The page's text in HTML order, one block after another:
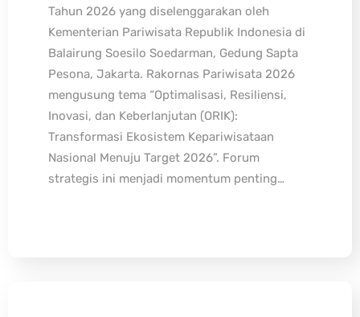
Tahun 2026 yang diselenggarakan oleh
Kementerian Pariwisata Republik Indonesia di
Balairung Soesilo Soedarman, Gedung Sapta
Pesona, Jakarta. Rakornas Pariwisata 2026
mengusung tema “Optimalisasi, Resiliensi,
Inovasi, dan Keberlanjutan (ORIK):
Transformasi Ekosistem Kepariwisataan
Nasional Menuju Target 2026”. Forum
strategis ini menjadi momentum penting…